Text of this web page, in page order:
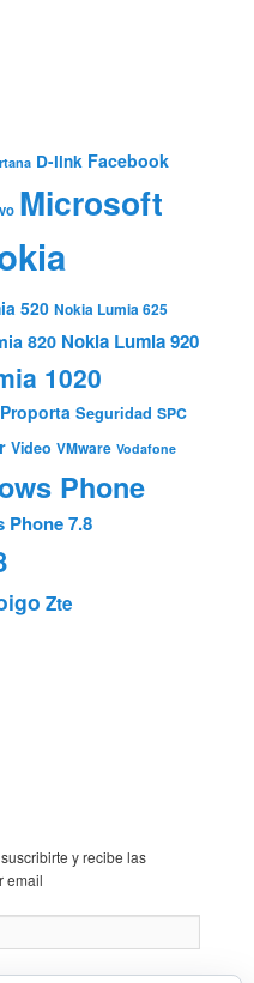
D-link Facebook
Microsoft
520 Nokia Lumia 625
820 Nokia Lumia 920
1020
Proporta Seguridad SPC
Video VMware Vodafone
Phone
Phone 7.8
Zte
y recibe las
email